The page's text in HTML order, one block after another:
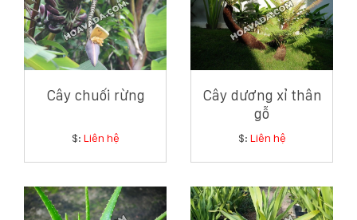
Cây chuối rừng
$: Liên hệ
Cây dương xỉ thân
gỗ
$: Liên hệ